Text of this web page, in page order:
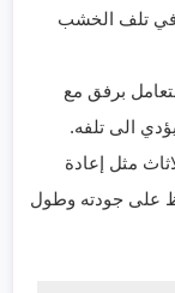
في تلف الخشب
برفق مع
الى تلفه.
مثل إعادة
على جودته وطول